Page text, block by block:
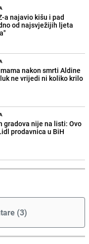
a najavio kišu i pad
od najsvježijih ljeta
nakon smrti Aldine
ne vrijedi ni koliko krilo
gradova nije na listi: Ovo
prodavnica u BiH
(3)